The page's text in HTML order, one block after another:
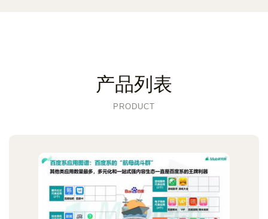
产品列表
PRODUCT